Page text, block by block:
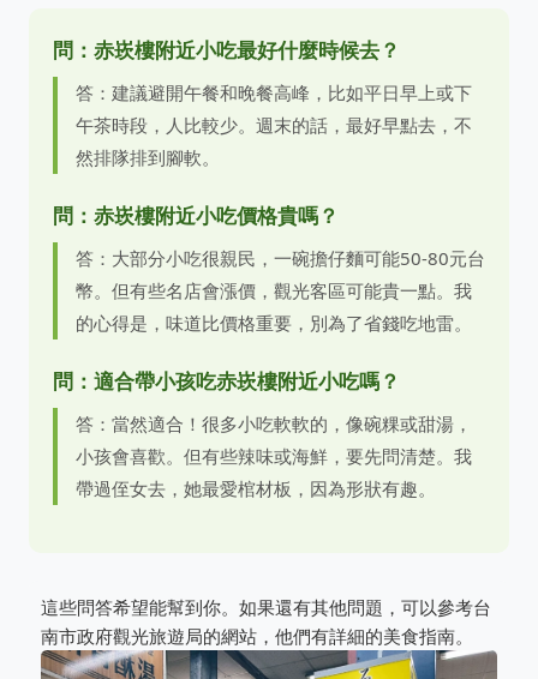
問：赤崁樓附近小吃最好什麼時候去？
答：建議避開午餐和晚餐高峰，比如平日早上或下
午茶時段，人比較少。週末的話，最好早點去，不
然排隊排到腳軟。
問：赤崁樓附近小吃價格貴嗎？
答：大部分小吃很親民，一碗擔仔麵可能50-80元台
幣。但有些名店會漲價，觀光客區可能貴一點。我
的心得是，味道比價格重要，別為了省錢吃地雷。
問：適合帶小孩吃赤崁樓附近小吃嗎？
答：當然適合！很多小吃軟軟的，像碗粿或甜湯，
小孩會喜歡。但有些辣味或海鮮，要先問清楚。我
帶過侄女去，她最愛棺材板，因為形狀有趣。
這些問答希望能幫到你。如果還有其他問題，可以參考台
南市政府觀光旅遊局的網站，他們有詳細的美食指南。